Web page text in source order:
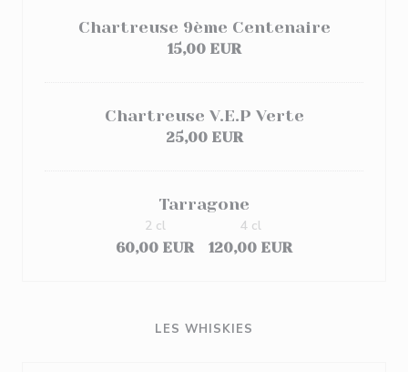
Chartreuse 9ème Centenaire
15,00 EUR
Chartreuse V.E.P Verte
25,00 EUR
Tarragone
60,00 EUR
2 cl
120,00 EUR
4 cl
LES WHISKIES